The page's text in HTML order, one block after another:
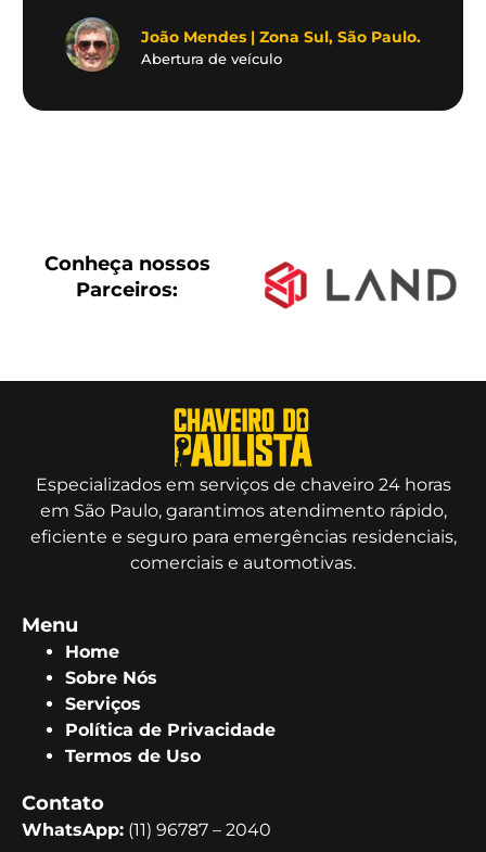
João Mendes | Zona Sul, São Paulo.
Abertura de veículo
Conheça nossos
Parceiros:
Especializados em serviços de chaveiro 24 horas
em São Paulo, garantimos atendimento rápido,
eficiente e seguro para emergências residenciais,
comerciais e automotivas.
Menu
Home
Sobre Nós
Serviços
Política de Privacidade
Termos de Uso
Contato
WhatsApp: (11) 96787 – 2040